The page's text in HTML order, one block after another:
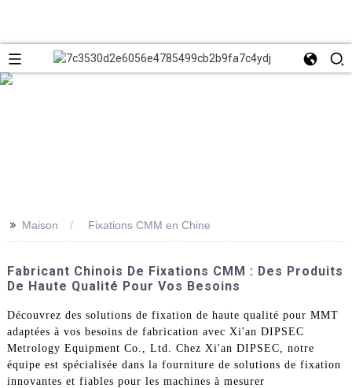
>> Maison Fixations CMM en Chine
Fabricant Chinois De Fixations CMM : Des Produits
De Haute Qualité Pour Vos Besoins
Découvrez des solutions de fixation de haute qualité pour MMT
adaptées à vos besoins de fabrication avec Xi'an DIPSEC
Metrology Equipment Co., Ltd. Chez Xi'an DIPSEC, notre
équipe est spécialisée dans la fourniture de solutions de fixation
innovantes et fiables pour les machines à mesurer